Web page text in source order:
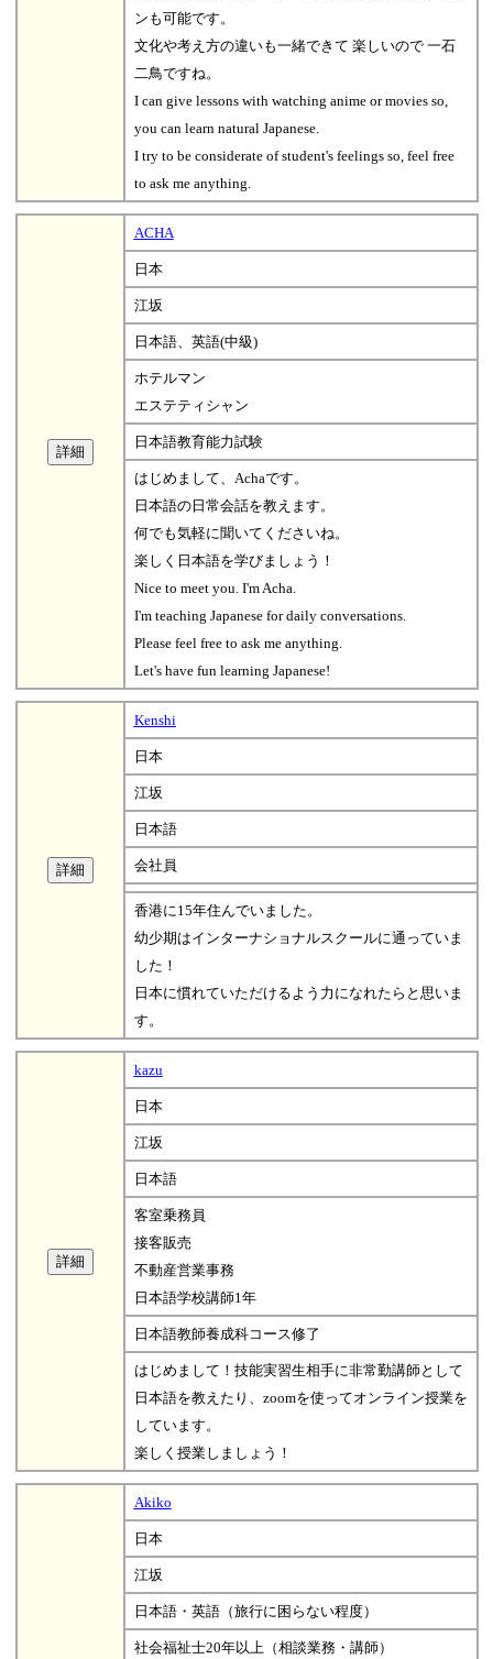
ンも可能です。
文化や考え方の違いも一緒できて 楽しいので 一石
二鳥ですね。
I can give lessons with watching anime or movies so,
you can learn natural Japanese.
I try to be considerate of student's feelings so, feel free
to ask me anything.
ACHA
日本
江坂
日本語、英語(中級)
ホテルマン
エステティシャン
日本語教育能力試験
はじめまして、Achaです。
日本語の日常会話を教えます。
何でも気軽に聞いてくださいね。
楽しく日本語を学びましょう！
Nice to meet you. I'm Acha.
I'm teaching Japanese for daily conversations.
Please feel free to ask me anything.
Let's have fun learning Japanese!
Kenshi
日本
江坂
日本語
会社員
香港に15年住んでいました。
幼少期はインターナショナルスクールに通っていま
した！
日本に慣れていただけるよう力になれたらと思いま
す。
kazu
日本
江坂
日本語
客室乗務員
接客販売
不動産営業事務
日本語学校講師1年
日本語教師養成科コース修了
はじめまして！技能実習生相手に非常勤講師として
日本語を教えたり、zoomを使ってオンライン授業を
しています。
楽しく授業しましょう！
Akiko
日本
江坂
日本語・英語（旅行に困らない程度）
社会福祉士20年以上（相談業務・講師）